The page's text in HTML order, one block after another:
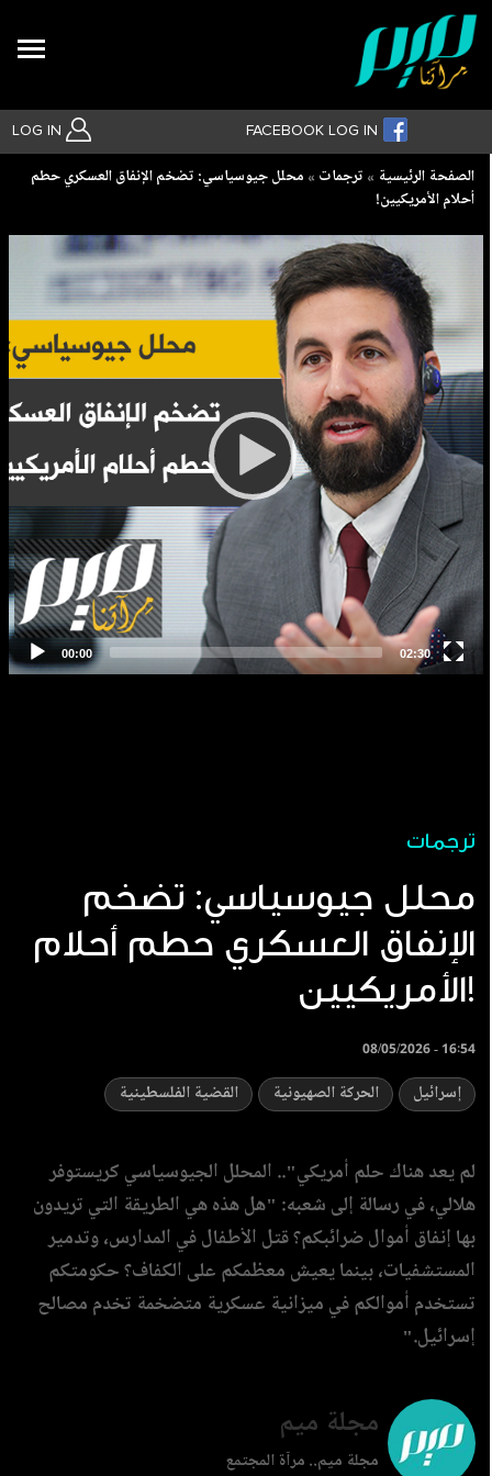
LOG IN FACEBOOK LOG IN
بحث متقدم
Breadcrumb
الصفحة الرئيسية ترجمات
محلل جيوسياسي: تضخم الإنفاق العسكري حطم
أحلام الأمريكيين!
ترجمات
محلل جيوسياسي: تضخم
الإنفاق العسكري حطم أحلام
الأمريكيين!
08/05/2026 - 16:54
إسرائيل الحركة الصهيونية القضية الفلسطينية
لم يعد هناك حلم أمريكي".. المحلل الجيوسياسي كريستوفر
هلالي، في رسالة إلى شعبه: "هل هذه هي الطريقة التي تريدون
بها إنفاق أموال ضرائبكم؟ قتل الأطفال في المدارس، وتدمير
المستشفيات، بينما يعيش معظمكم على الكفاف؟ حكومتكم
تستخدم أموالكم في ميزانية عسكرية متضخمة تخدم مصالح
إسرائيل."
مجلة ميم
مجلة ميم.. مرآة المجتمع